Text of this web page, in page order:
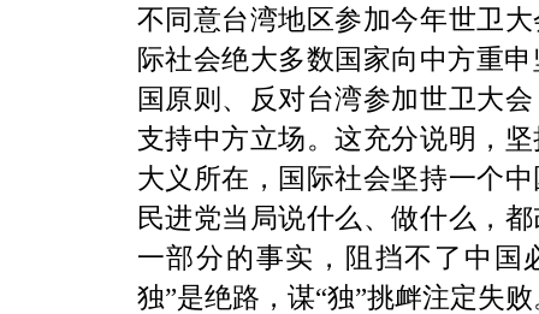
不同意台湾地区参加今年世卫
际社会绝大多数国家向中方重
国原则、反对台湾参加世卫大
支持中方立场。这充分说明，
大义所在，国际社会坚持一个
民进党当局说什么、做什么，
一部分的事实，阻挡不了中国
独”是绝路，谋“独”挑衅注定失败